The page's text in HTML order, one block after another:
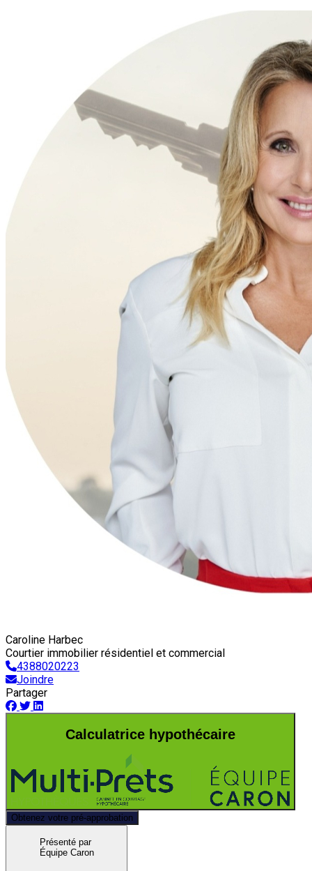
Caroline Harbec
Courtier immobilier résidentiel et commercial
4388020223
Joindre
Partager
Calculatrice hypothécaire
Obtenez votre pré-approbation
Présenté par
Équipe Caron